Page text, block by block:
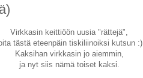
Virkkasin keittiöön uusia "rättejä",
tästä eteenpäin tiskiliinoiksi kutsun :)
Kaksihan virkkasin jo aiemmin,
ja nyt siis nämä toiset kaksi.